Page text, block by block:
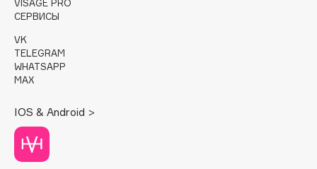
Dr.Jart+
Dyson
Eat My
Ecolatier
VISAGE PRO
СЕРВИСЫ
VK
TELEGRAM
WHATSAPP
MAX
IOS & Android >